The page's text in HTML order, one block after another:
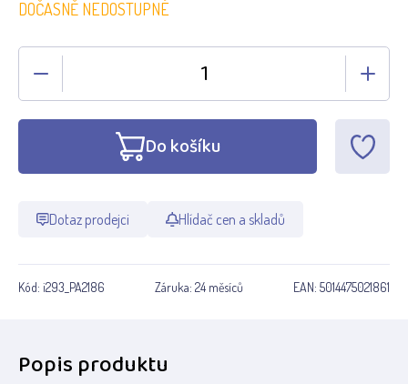
DOČASNĚ NEDOSTUPNÉ
Do košíku
Dotaz prodejci Hlídač cen a skladů
Kód: i293_PA2186 Záruka: 24 měsíců EAN: 5014475021861
Popis produktu